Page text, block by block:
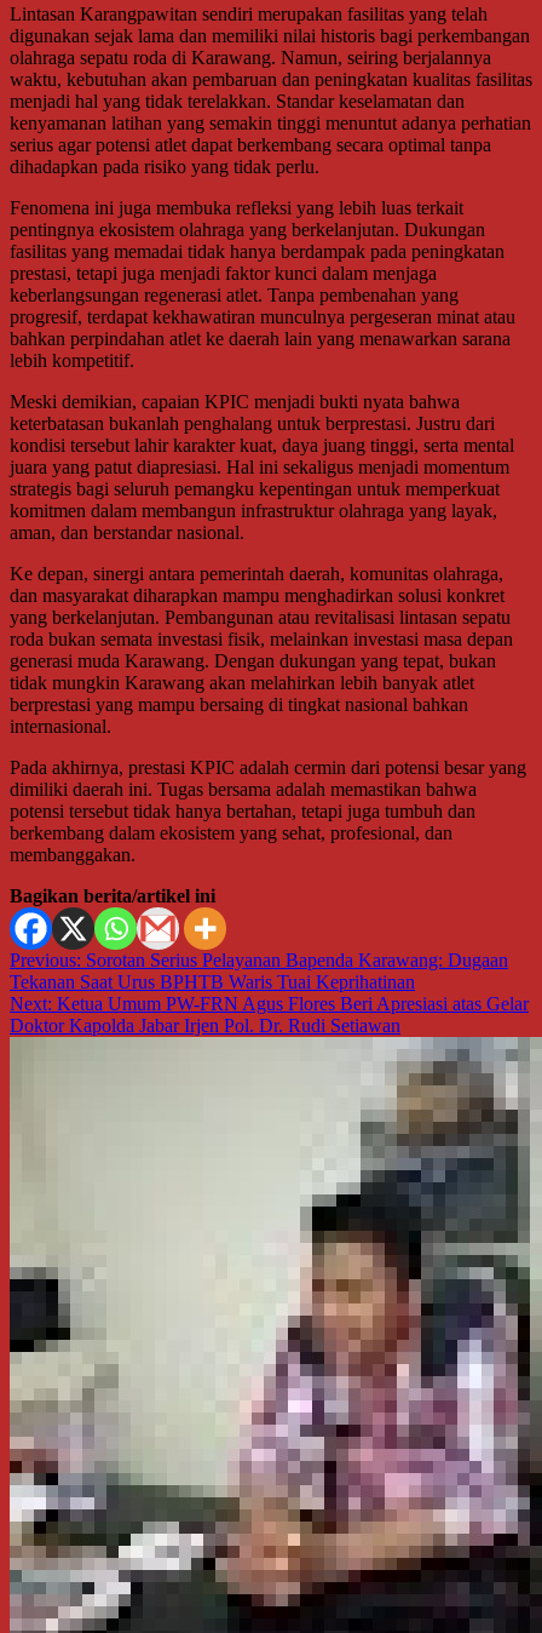
Lintasan Karangpawitan sendiri merupakan fasilitas yang telah
digunakan sejak lama dan memiliki nilai historis bagi perkembangan
olahraga sepatu roda di Karawang. Namun, seiring berjalannya
waktu, kebutuhan akan pembaruan dan peningkatan kualitas fasilitas
menjadi hal yang tidak terelakkan. Standar keselamatan dan
kenyamanan latihan yang semakin tinggi menuntut adanya perhatian
serius agar potensi atlet dapat berkembang secara optimal tanpa
dihadapkan pada risiko yang tidak perlu.
Fenomena ini juga membuka refleksi yang lebih luas terkait
pentingnya ekosistem olahraga yang berkelanjutan. Dukungan
fasilitas yang memadai tidak hanya berdampak pada peningkatan
prestasi, tetapi juga menjadi faktor kunci dalam menjaga
keberlangsungan regenerasi atlet. Tanpa pembenahan yang
progresif, terdapat kekhawatiran munculnya pergeseran minat atau
bahkan perpindahan atlet ke daerah lain yang menawarkan sarana
lebih kompetitif.
Meski demikian, capaian KPIC menjadi bukti nyata bahwa
keterbatasan bukanlah penghalang untuk berprestasi. Justru dari
kondisi tersebut lahir karakter kuat, daya juang tinggi, serta mental
juara yang patut diapresiasi. Hal ini sekaligus menjadi momentum
strategis bagi seluruh pemangku kepentingan untuk memperkuat
komitmen dalam membangun infrastruktur olahraga yang layak,
aman, dan berstandar nasional.
Ke depan, sinergi antara pemerintah daerah, komunitas olahraga,
dan masyarakat diharapkan mampu menghadirkan solusi konkret
yang berkelanjutan. Pembangunan atau revitalisasi lintasan sepatu
roda bukan semata investasi fisik, melainkan investasi masa depan
generasi muda Karawang. Dengan dukungan yang tepat, bukan
tidak mungkin Karawang akan melahirkan lebih banyak atlet
berprestasi yang mampu bersaing di tingkat nasional bahkan
internasional.
Pada akhirnya, prestasi KPIC adalah cermin dari potensi besar yang
dimiliki daerah ini. Tugas bersama adalah memastikan bahwa
potensi tersebut tidak hanya bertahan, tetapi juga tumbuh dan
berkembang dalam ekosistem yang sehat, profesional, dan
membanggakan.
Bagikan berita/artikel ini
Navigasi
pos
Previous: Sorotan Serius Pelayanan Bapenda Karawang: Dugaan
Tekanan Saat Urus BPHTB Waris Tuai Keprihatinan
Next: Ketua Umum PW-FRN Agus Flores Beri Apresiasi atas Gelar
Doktor Kapolda Jabar Irjen Pol. Dr. Rudi Setiawan